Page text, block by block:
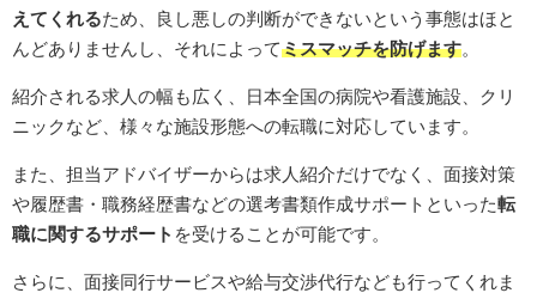
えてくれるため、良し悪しの判断ができないという事態はほと
んどありませんし、それによってミスマッチを防げます。
紹介される求人の幅も広く、日本全国の病院や看護施設、クリ
ニックなど、様々な施設形態への転職に対応しています。
また、担当アドバイザーからは求人紹介だけでなく、面接対策
や履歴書・職務経歴書などの選考書類作成サポートといった転
職に関するサポート を受けることが可能です。
さらに、面接同行サービスや給与交渉代行なども行ってくれま